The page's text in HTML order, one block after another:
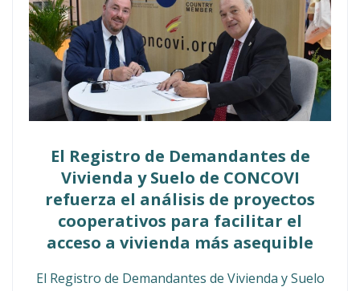
El Registro de Demandantes de
Vivienda y Suelo de CONCOVI
refuerza el análisis de proyectos
cooperativos para facilitar el
acceso a vivienda más asequible
El Registro de Demandantes de Vivienda y Suelo